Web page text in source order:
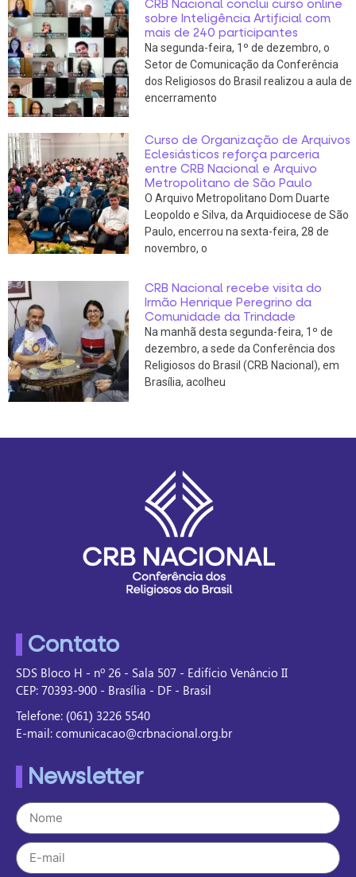
CRB Nacional conclui curso online
sobre Inteligência Artificial com
mais de 240 participantes
Na segunda-feira, 1º de dezembro, o
Setor de Comunicação da Conferência
dos Religiosos do Brasil realizou a aula de
encerramento
Curso de Organização de Arquivos
Eclesiásticos reforça parceria
entre CRB Nacional e Arquivo
Metropolitano de São Paulo
O Arquivo Metropolitano Dom Duarte
Leopoldo e Silva, da Arquidiocese de São
Paulo, encerrou na sexta-feira, 28 de
novembro, o
CRB Nacional recebe visita do
Irmão Henrique Peregrino da
Comunidade da Trindade
Na manhã desta segunda-feira, 1º de
dezembro, a sede da Conferência dos
Religiosos do Brasil (CRB Nacional), em
Brasília, acolheu
Contato
SDS Bloco H - nº 26 - Sala 507 - Edifício Venâncio II
CEP: 70393-900 - Brasília - DF - Brasil
Telefone: (061) 3226 5540
E-mail: comunicacao@crbnacional.org.br
Newsletter